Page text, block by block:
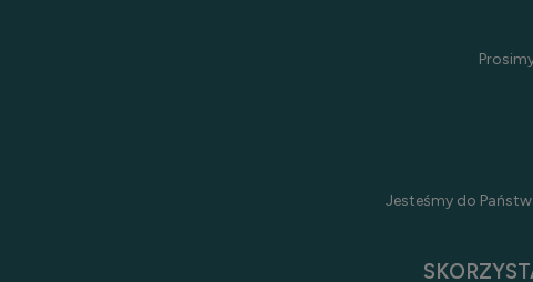
Jesteśmy do